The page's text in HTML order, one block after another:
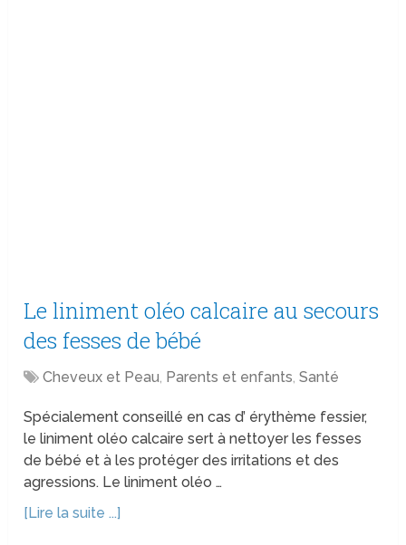
Le liniment oléo calcaire au secours
des fesses de bébé
Cheveux et Peau, Parents et enfants,Santé
Spécialement conseillé en cas d’ érythème fessier,
le liniment oléo calcaire sert à nettoyer les fesses
de bébé et à les protéger des irritations et des
agressions. Le liniment oléo …
[Lire la suite ...]